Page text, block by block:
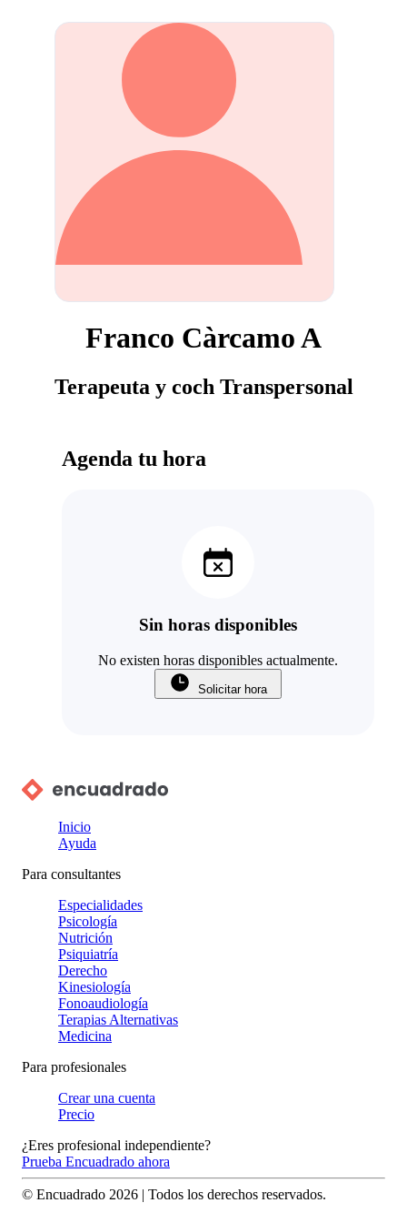
Franco Càrcamo A
Terapeuta y coch Transpersonal
Agenda tu hora
Sin horas disponibles
No existen horas disponibles actualmente.
Solicitar hora
Inicio
Ayuda
Para consultantes
Especialidades
Psicología
Nutrición
Psiquiatría
Derecho
Kinesiología
Fonoaudiología
Terapias Alternativas
Medicina
Para profesionales
Crear una cuenta
Precio
¿Eres profesional independiente?
Prueba Encuadrado ahora
© Encuadrado 2026 | Todos los derechos reservados.